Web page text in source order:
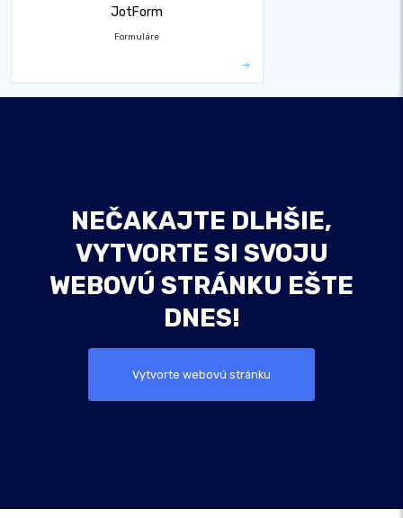
JotForm
Formuláre
NEČAKAJTE DLHŠIE,
VYTVORTE SI SVOJU
WEBOVÚ STRÁNKU EŠTE
DNES!
Vytvorte webovú stránku